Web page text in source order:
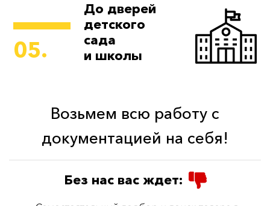
05.
До дверей
детского
сада
и школы
Возьмем всю работу с
документацией на себя!
Без нас вас ждет: